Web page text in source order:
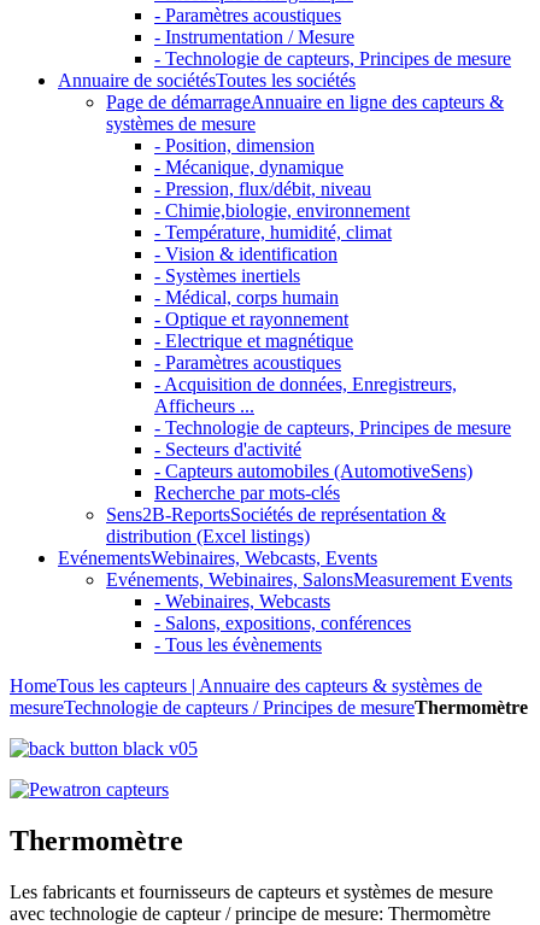
- Paramètres acoustiques
- Instrumentation / Mesure
- Technologie de capteurs, Principes de mesure
Annuaire de sociétésToutes les sociétés
Page de démarrageAnnuaire en ligne des capteurs &
systèmes de mesure
- Position, dimension
- Mécanique, dynamique
- Pression, flux/débit, niveau
- Chimie,biologie, environnement
- Température, humidité, climat
- Vision & identification
- Systèmes inertiels
- Médical, corps humain
- Optique et rayonnement
- Electrique et magnétique
- Paramètres acoustiques
- Acquisition de données, Enregistreurs,
Afficheurs ...
- Technologie de capteurs, Principes de mesure
- Secteurs d'activité
- Capteurs automobiles (AutomotiveSens)
Recherche par mots-clés
Sens2B-ReportsSociétés de représentation &
distribution (Excel listings)
EvénementsWebinaires, Webcasts, Events
Evénements, Webinaires, SalonsMeasurement Events
- Webinaires, Webcasts
- Salons, expositions, conférences
- Tous les évènements
HomeTous les capteurs | Annuaire des capteurs & systèmes de
mesureTechnologie de capteurs / Principes de mesureThermomètre
Thermomètre
Les fabricants et fournisseurs de capteurs et systèmes de mesure
avec technologie de capteur / principe de mesure: Thermomètre